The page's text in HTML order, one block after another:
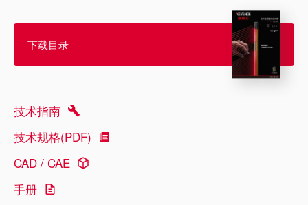
下载目录
技术指南
技术规格(PDF)
CAD / CAE
手册